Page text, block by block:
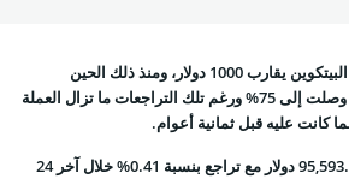
إذ كان في ذلك الوقت سعر البيتكوين يقارب 1000 دولار، ومنذ ذلك الحين
تعرضت لعدة موجات هبوط وصلت إلى 75% ورغم تلك التراجعات ما تزال العملة
كانت عليه قبل ثمانية أعوام.
يُتداول بيتكوين حالياً عند 95,593.98 دولار مع تراجع بنسبة 0.41% خلال آخر 24